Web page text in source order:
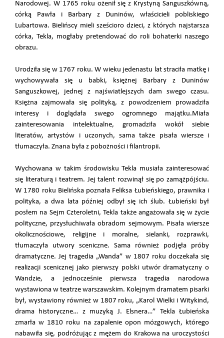
Narodowej. W 1765 roku ożenił się z Krystyną Sanguszkówną,
córką Pawła i Barbary z Duninów, właścicieli pobliskiego
Lubartowa. Bielińscy mieli sześcioro dzieci, z których najstarsza
córka, Tekla, mogłaby pretendować do roli bohaterki naszego
obrazu.
Urodziła się w 1767 roku. W wieku jedenastu lat straciła matkę i
wychowywała się u babki, księżnej Barbary z Duninów
Sanguszkowej, jednej z najświatlejszych dam swego czasu.
Księżna zajmowała się polityką, z powodzeniem prowadziła
interesy i doglądała swego ogromnego majątku.Miała
zainteresowania intelektualne, gromadziła wokół siebie
literatów, artystów i uczonych, sama także pisała wiersze i
tłumaczyła. Znana była z pobożności i filantropii.
Wychowana w takim środowisku Tekla musiała zainteresować
się literaturą i teatrem. Jej talent rozwinął się po zamążpójściu.
W 1780 roku Bielińska poznała Feliksa Łubieńskiego, prawnika i
polityka, a dwa lata później odbył się ich ślub. Łubieński był
posłem na Sejm Czteroletni, Tekla także angażowała się w życie
polityczne, przysłuchiwała obradom sejmowym. Pisała wiersze
okolicznościowe, religijne i moralne, sielanki, rozprawki,
tłumaczyła utwory sceniczne. Sama również podjęła próby
dramatyczne. Jej tragedia „Wanda” w 1807 roku doczekała się
realizacji scenicznej jako pierwszy polski utwór dramatyczny o
Wandzie, a jednocześnie pierwsza tragedia narodowa
wystawiona w teatrze warszawskim. Kolejnym dramatem pisarki
był, wystawiony również w 1807 roku, „Karol Wielki i Witykind,
drama historyczne… z muzyką J. Elsnera…” Tekla Łubieńska
zmarła w 1810 roku na zapalenie opon mózgowych, którego
nabawiła się, podróżując z mężem do Krakowa na uroczystości